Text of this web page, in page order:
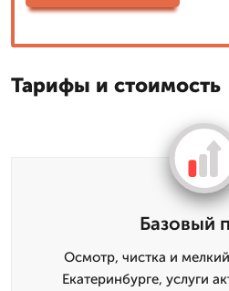
Тарифы и стоимость
Базовый
Осмотр, чистка и
Екатеринбурге, услуги